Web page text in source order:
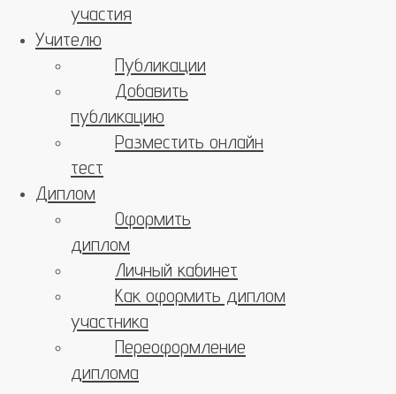
участия
Учителю
Публикации
Добавить
публикацию
Разместить онлайн
тест
Диплом
Оформить
диплом
Личный кабинет
Как оформить диплом
участника
Переоформление
диплома